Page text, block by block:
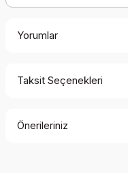
Yorumlar
Taksit Seçenekleri
Önerileriniz